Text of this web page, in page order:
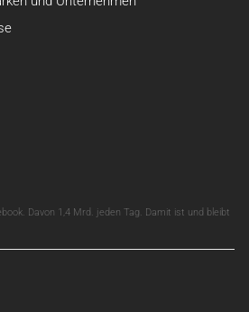
Davon 1,4 Mrd. jeden Tag. Damit ist und bleibt